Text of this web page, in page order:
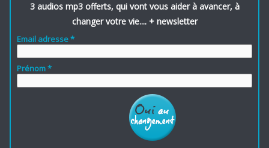
3 audios mp3 offerts, qui vont vous aider à avancer, à
changer votre vie.... + newsletter
Email adresse *
Prénom *